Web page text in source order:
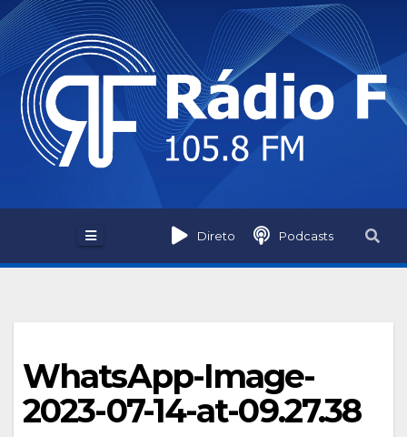
Skip
to
content
Direto Podcasts
WhatsApp-Image-
2023-07-14-at-09.27.38